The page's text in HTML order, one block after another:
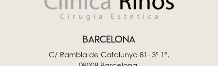
BARCELONA
C/ Rambla de Catalunya 81- 3º 1º,